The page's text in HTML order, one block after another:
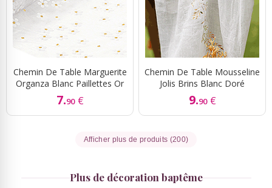
Chemin De Table Marguerite
Organza Blanc Paillettes Or
7.90 €
Chemin De Table Mousseline
Jolis Brins Blanc Doré
9.90 €
Afficher plus de produits (200)
Plus de décoration baptême